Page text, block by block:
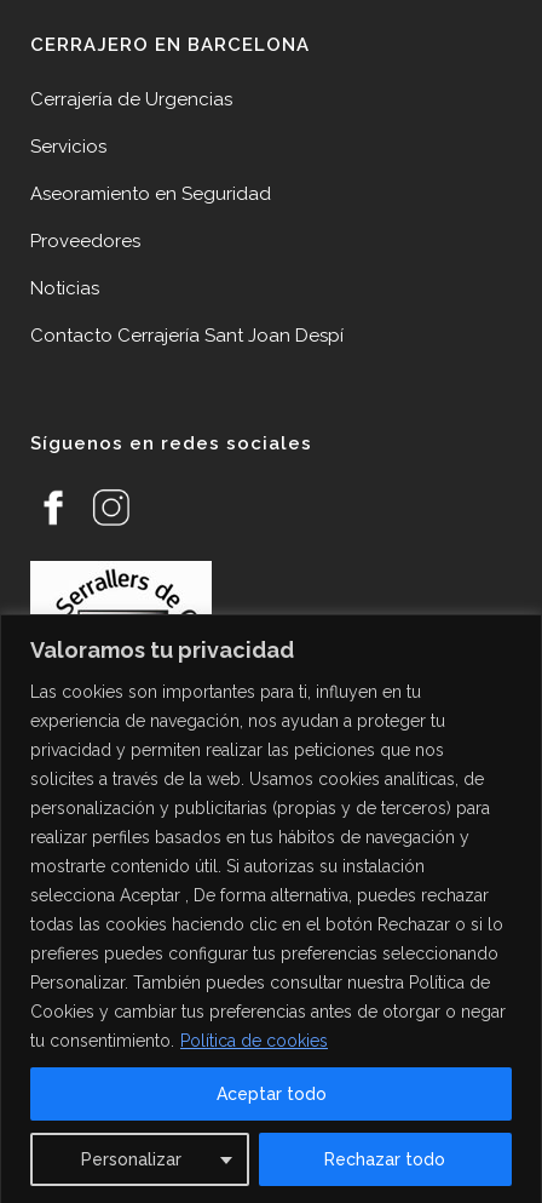
Valoramos tu privacidad
Las cookies son importantes para ti, influyen en tu
experiencia de navegación, nos ayudan a proteger tu
privacidad y permiten realizar las peticiones que nos
solicites a través de la web. Usamos cookies analíticas, de
personalización y publicitarias (propias y de terceros) para
realizar perfiles basados en tus hábitos de navegación y
mostrarte contenido útil. Si autorizas su instalación
selecciona Aceptar , De forma alternativa, puedes rechazar
todas las cookies haciendo clic en el botón Rechazar o si lo
prefieres puedes configurar tus preferencias seleccionando
Personalizar. También puedes consultar nuestra Política de
Cookies y cambiar tus preferencias antes de otorgar o negar
tu consentimiento.
Política de cookies
Personalizar Rechazar todo
Aceptar todo
CERRAJERO EN BARCELONA
Cerrajería de Urgencias
Servicios
Aseoramiento en Seguridad
Proveedores
Noticias
Contacto Cerrajería Sant Joan Despí
Síguenos en redes sociales
PROTECCIÓN DE DATOS
Política de Privacidad
Política de Cookies
Aviso Legal